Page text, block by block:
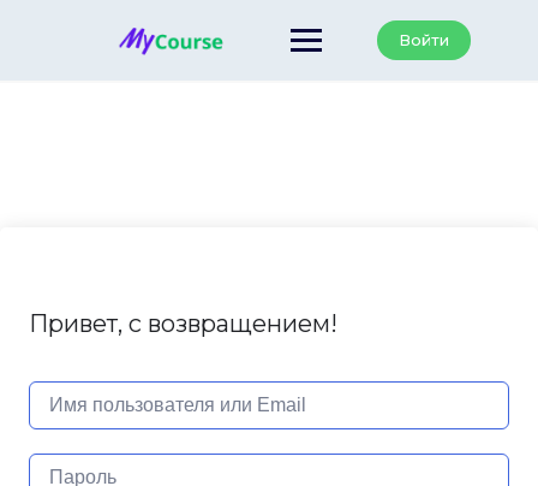
Войти
Привет, с возвращением!